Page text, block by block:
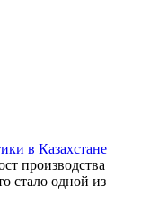
в Казахстане
производства
стало одной из